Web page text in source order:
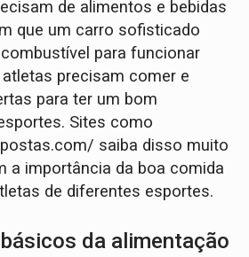
de alimentos e bebidas
que um carro sofisticado
para funcionar
precisam comer e
para ter um bom
Sites como
saiba disso muito
a importância da boa comida
de diferentes esportes.
da alimentação